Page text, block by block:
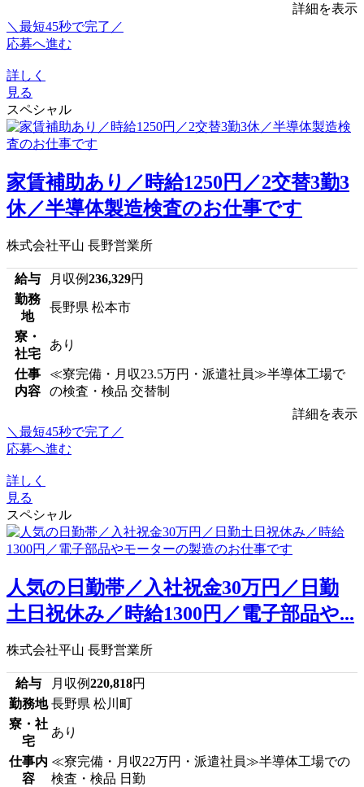
詳細を表示
＼最短45秒で完了／
応募へ進む
詳しく
見る
スペシャル
家賃補助あり／時給1250円／2交替3勤3
休／半導体製造検査のお仕事です
株式会社平山 長野営業所
給与 月収例236,329円
勤務
地
長野県 松本市
寮・
社宅
あり
仕事
内容
≪寮完備・月収23.5万円・派遣社員≫半導体工場で
の検査・検品 交替制
詳細を表示
＼最短45秒で完了／
応募へ進む
詳しく
見る
スペシャル
人気の日勤帯／入社祝金30万円／日勤
土日祝休み／時給1300円／電子部品や...
株式会社平山 長野営業所
給与 月収例220,818円
勤務地 長野県 松川町
寮・社
宅
あり
仕事内
容
≪寮完備・月収22万円・派遣社員≫半導体工場での
検査・検品 日勤